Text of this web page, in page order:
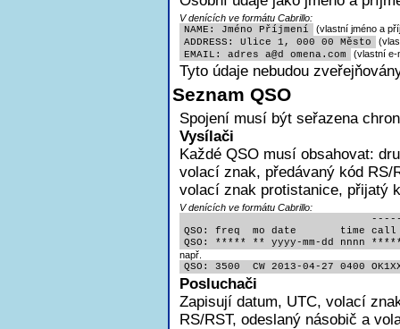
V denících ve formátu Cabrillo:
NAME: Jméno Příjmení
(vlastní jméno a
ADDRESS: Ulice 1, 000 00 Město
EMAIL: adres a@d omena.com (vlastní e-
Tyto údaje nebudou
Seznam QSO
Spojení musí být seřazena
Vysílači
Každé QSO musí obsahovat:
volací znak, předávaný kód RS/
volací znak protistanice, přijatý
V denících ve formátu Cabrillo:
QSO: freq  mo date       time
QSO: ***** ** yyyy-mm-dd nnnn
např.
QSO: 3500  CW 2013-04-27 0400
Posluchači
Zapisují datum, UTC, volací
RS/RST, odeslaný násobič a